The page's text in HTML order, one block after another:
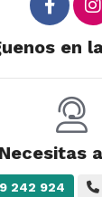
en
242 924